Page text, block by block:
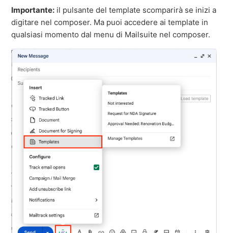
Importante: il pulsante del template scomparirà se inizi a
digitare nel composer. Ma puoi accedere ai template in
qualsiasi momento dal menu di Mailsuite nel composer.